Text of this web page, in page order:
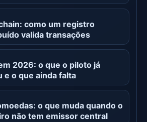
como um registro
valida transações
2026: o que o piloto já
e o que ainda falta
o que muda quando o
não tem emissor central